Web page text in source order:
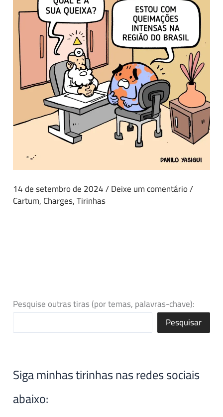
14 de setembro de 2024/Deixe um comentário/
Cartum,Charges,Tirinhas
Pesquise outras tiras (por temas, palavras-chave):
Pesquisar
Siga minhas tirinhas nas redes sociais
abaixo: